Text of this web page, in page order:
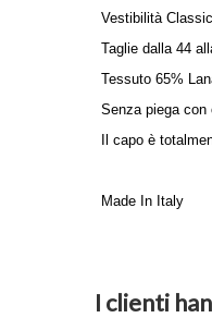
Vestibilità
Taglie dalla 44
Tessuto 65%
Senza piega con
Il capo è
Made In Italy
I clienti